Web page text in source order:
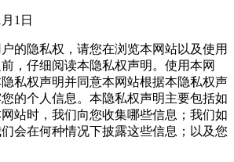
行业设计经验、十年以上工厂运行管
DAY DAY UP!
了哪些趣事，欢迎大家的加入！